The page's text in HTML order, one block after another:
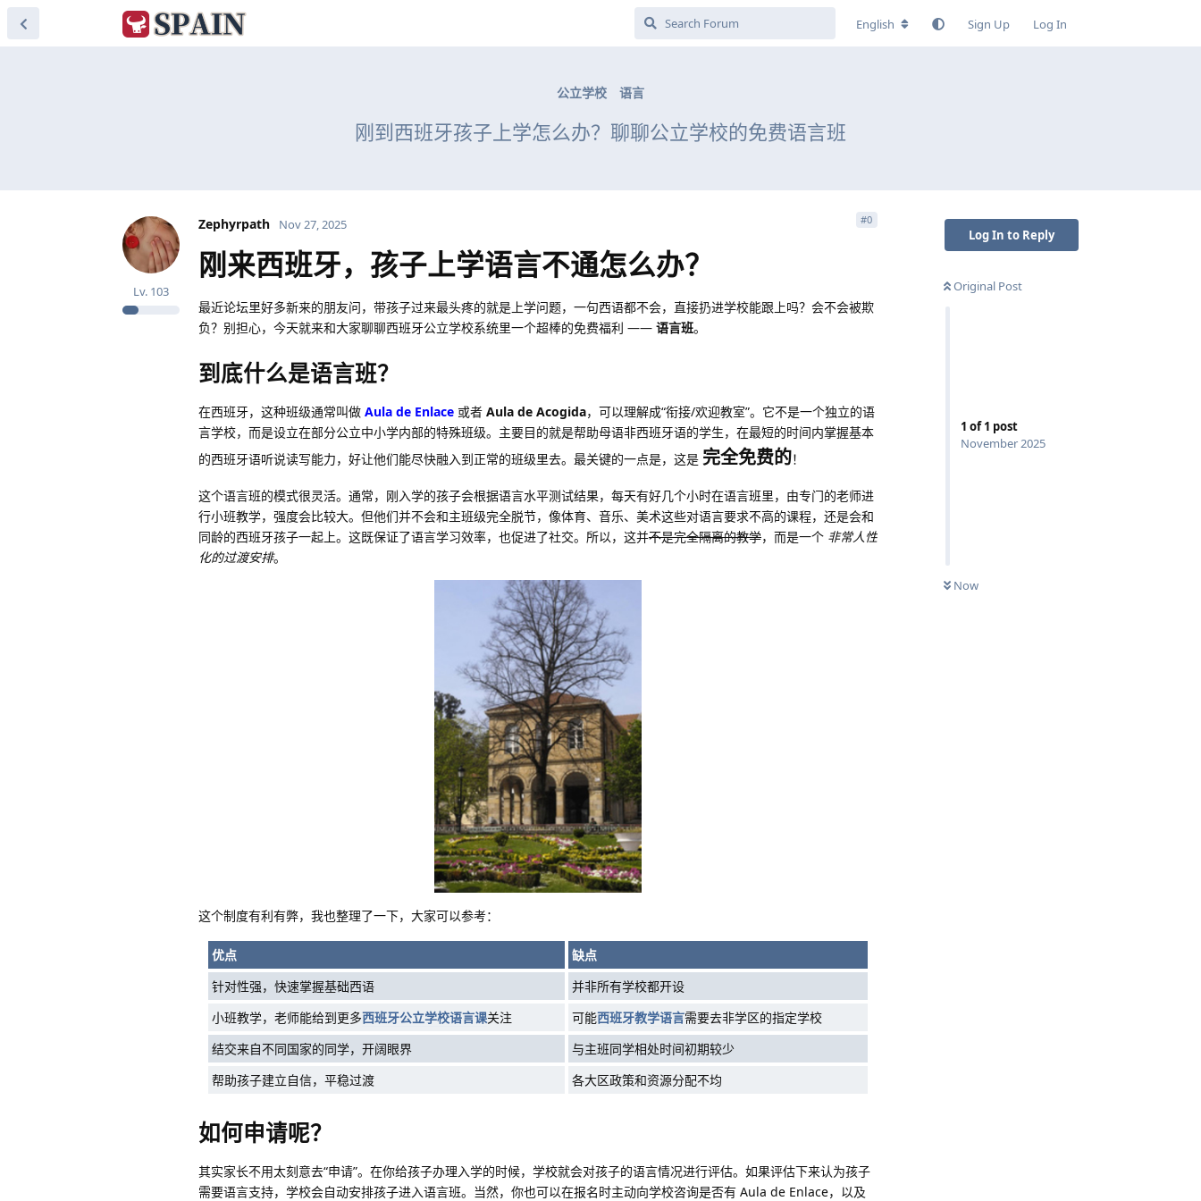
English Sign Up Log In
公立学校 语言
刚到西班牙孩子上学怎么办？聊聊公立学校的免费语言班
Log In to Reply
Original Post
1 of1 post
November 2025
Now
Zephyrpath
Lv. 103
Nov 27, 2025 #0
刚来西班牙，孩子上学语言不通怎么办？
最近论坛里好多新来的朋友问，带孩子过来最头疼的就是上学问题，一句西语都不会，直接扔进学校能跟上吗？会不会被欺
负？别担心，今天就来和大家聊聊西班牙公立学校系统里一个超棒的免费福利 —— 语言班。
到底什么是语言班？
在西班牙，这种班级通常叫做 Aula de Enlace 或者 Aula de Acogida，可以理解成“衔接/欢迎教室”。它不是一个独立的语
言学校，而是设立在部分公立中小学内部的特殊班级。主要目的就是帮助母语非西班牙语的学生，在最短的时间内掌握基本
的西班牙语听说读写能力，好让他们能尽快融入到正常的班级里去。最关键的一点是，这是 完全免费的！
这个语言班的模式很灵活。通常，刚入学的孩子会根据语言水平测试结果，每天有好几个小时在语言班里，由专门的老师进
行小班教学，强度会比较大。但他们并不会和主班级完全脱节，像体育、音乐、美术这些对语言要求不高的课程，还是会和
同龄的西班牙孩子一起上。这既保证了语言学习效率，也促进了社交。所以，这并不是完全隔离的教学，而是一个 非常人性
化的过渡安排。
这个制度有利有弊，我也整理了一下，大家可以参考：
优点
缺点
针对性强，快速掌握基础西语
并非所有学校都开设
小班教学，老师能给到更多西班牙公立学校语言课关注 可能西班牙教学语言需要去非学区的指定学校
结交来自不同国家的同学，开阔眼界
与主班同学相处时间初期较少
帮助孩子建立自信，平稳过渡
各大区政策和资源分配不均
如何申请呢？
其实家长不用太刻意去“申请”。在你给孩子办理入学的时候，学校就会对孩子的语言情况进行评估。如果评估下来认为孩子
需要语言支持，学校会自动安排孩子进入语言班。当然，你也可以在报名时主动向学校咨询是否有 Aula de Enlace，以及